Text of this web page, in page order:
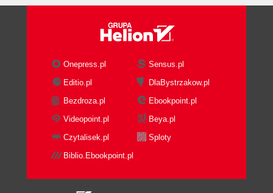
Onepress.pl
Sensus.pl
Editio.pl
DlaBystrzakow.pl
Bezdroza.pl
Ebookpoint.pl
Videopoint.pl
Beya.pl
Czytalisek.pl
Sploty
Biblio.Ebookpoint.pl